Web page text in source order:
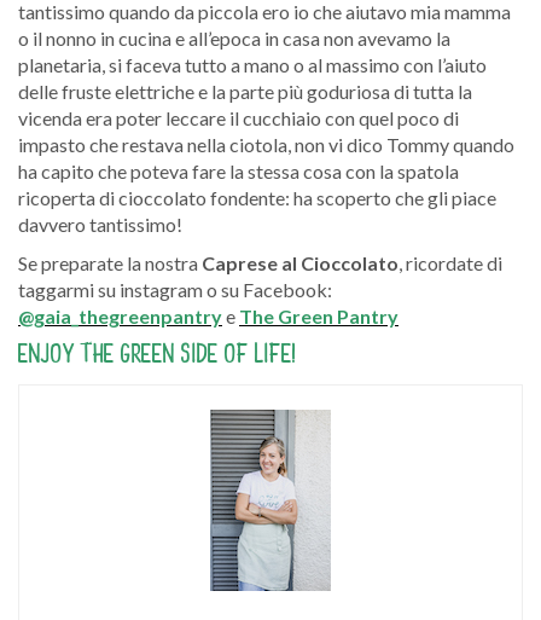
tantissimo quando da piccola ero io che aiutavo mia mamma
o il nonno in cucina e all’epoca in casa non avevamo la
planetaria, si faceva tutto a mano o al massimo con l’aiuto
delle fruste elettriche e la parte più goduriosa di tutta la
vicenda era poter leccare il cucchiaio con quel poco di
impasto che restava nella ciotola, non vi dico Tommy quando
ha capito che poteva fare la stessa cosa con la spatola
ricoperta di cioccolato fondente: ha scoperto che gli piace
davvero tantissimo!
Se preparate la nostra Caprese al Cioccolato , ricordate di
taggarmi su instagram o su Facebook:
@gaia_thegreenpantrye The Green Pantry
ENJOY THE GREEN SIDE OF LIFE!